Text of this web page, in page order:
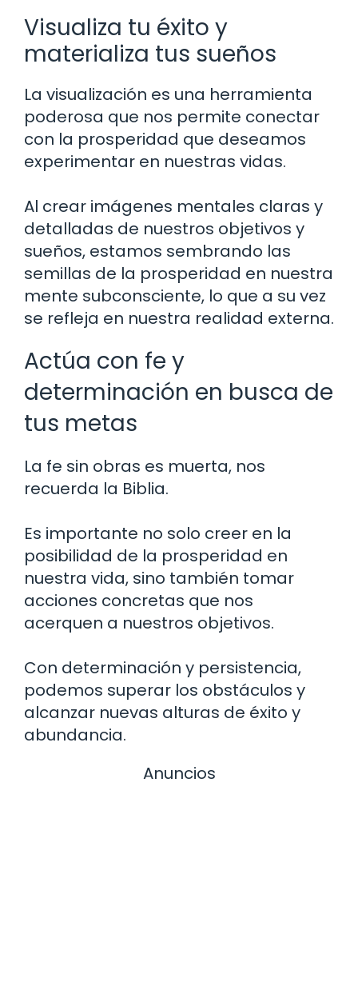
Visualiza tu éxito y
materializa tus sueños
La visualización es una herramienta
poderosa que nos permite conectar
con la prosperidad que deseamos
experimentar en nuestras vidas.
Al crear imágenes mentales claras y
detalladas de nuestros objetivos y
sueños, estamos sembrando las
semillas de la prosperidad en nuestra
mente subconsciente, lo que a su vez
se refleja en nuestra realidad externa.
Actúa con fe y
determinación en busca de
tus metas
La fe sin obras es muerta, nos
recuerda la Biblia.
Es importante no solo creer en la
posibilidad de la prosperidad en
nuestra vida, sino también tomar
acciones concretas que nos
acerquen a nuestros objetivos.
Con determinación y persistencia,
podemos superar los obstáculos y
alcanzar nuevas alturas de éxito y
abundancia.
Anuncios